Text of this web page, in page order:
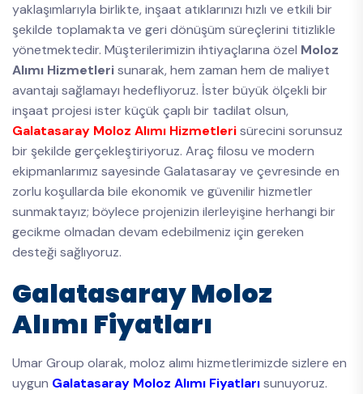
yaklaşımlarıyla birlikte, inşaat atıklarınızı hızlı ve etkili bir
şekilde toplamakta ve geri dönüşüm süreçlerini titizlikle
yönetmektedir. Müşterilerimizin ihtiyaçlarına özel Moloz
Alımı Hizmetlerisunarak, hem zaman hem de maliyet
avantajı sağlamayı hedefliyoruz. İster büyük ölçekli bir
inşaat projesi ister küçük çaplı bir tadilat olsun,
Galatasaray Moloz Alımı Hizmetlerisürecini sorunsuz
bir şekilde gerçekleştiriyoruz. Araç filosu ve modern
ekipmanlarımız sayesinde Galatasaray ve çevresinde en
zorlu koşullarda bile ekonomik ve güvenilir hizmetler
sunmaktayız; böylece projenizin ilerleyişine herhangi bir
gecikme olmadan devam edebilmeniz için gereken
desteği sağlıyoruz.
Galatasaray Moloz
Alımı Fiyatları
Umar Group olarak, moloz alımı hizmetlerimizde sizlere en
uygun Galatasaray Moloz Alımı Fiyatlarısunuyoruz.